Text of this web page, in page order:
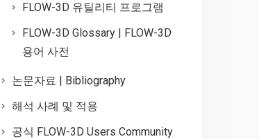
FLOW-3D 유틸리티 프로그램
FLOW-3D Glossary | FLOW-3D
용어 사전
논문자료 | Bibliography
해석 사례 및 적용
공식 FLOW-3D Users Community